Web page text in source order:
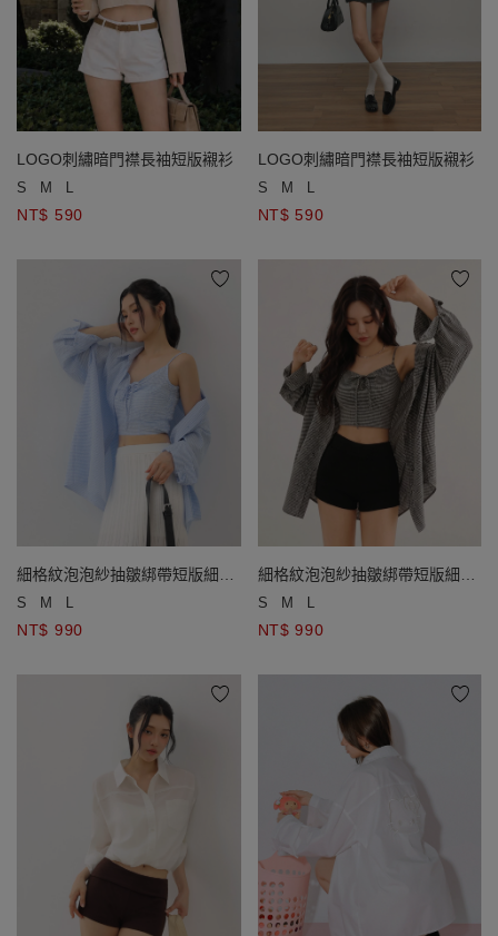
LOGO刺繡暗門襟長袖短版襯衫
S M L
NT$ 590
LOGO刺繡暗門襟長袖短版襯衫
S M L
NT$ 590
細格紋泡泡紗抽皺綁帶短版細肩
帶背心長袖長版襯衫套裝
S M L
NT$ 990
細格紋泡泡紗抽皺綁帶短版細肩
帶背心長袖長版襯衫套裝
S M L
NT$ 990